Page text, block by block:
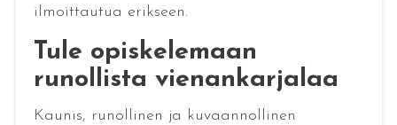
ilmoittautua erikseen.
Tule opiskelemaan
runollista vienankarjalaa
Kaunis, runollinen ja kuvaannollinen